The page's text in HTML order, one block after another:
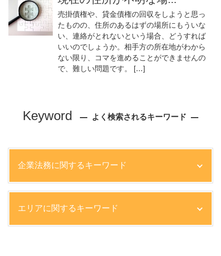
売掛債権や、貸金債権の回収をしようと思っ
たものの、住所のあるはずの場所にもういな
い、連絡がとれないという場合、どうすれば
いいのでしょうか。相手方の所在地がわから
ない限り、コマを進めることができませんの
で、難しい問題です。 […]
Keyword よく検索されるキーワード
企業法務に関するキーワード
ハラスメント 職場 対応
エリアに関するキーワード